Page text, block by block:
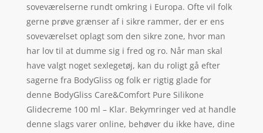
soveværelserne rundt omkring i Europa. Ofte vil folk
gerne prøve grænser af i sikre rammer, der er ens
soveværelset oplagt som den sikre zone, hvor man
har lov til at dumme sig i fred og ro. Når man skal
have valgt noget sexlegetøj, kan du roligt gå efter
sagerne fra BodyGliss og folk er rigtig glade for
denne BodyGliss Care&Comfort Pure Silikone
Glidecreme 100 ml – Klar. Bekymringer ved at handle
denne slags varer online, behøver du ikke have, dine